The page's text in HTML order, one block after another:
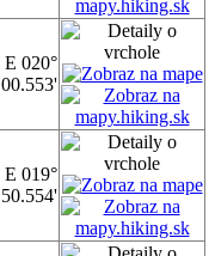
E 020°
00.553'
E 019°
50.554'